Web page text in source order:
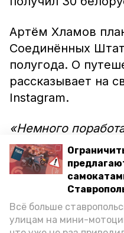
Всё больше
улицам на мини-
Артём Хламов
Соединённых
полугода. О
рассказывает на
Instagram.
«Немного
отправлюсь
именно. Может, в
побережье можно
подработку. Как
необходимую
А там и до